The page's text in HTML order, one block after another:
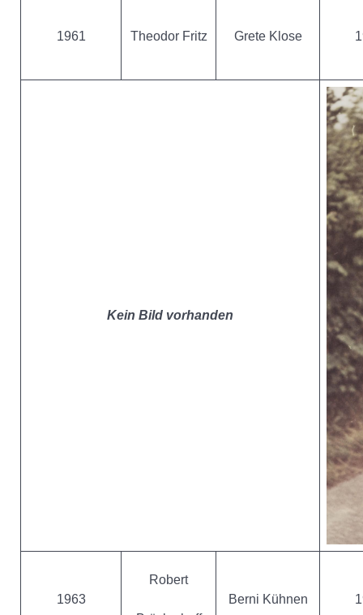
1961 Theodor Fritz Grete Klose
Kein Bild vorhanden
1963
Robert
Berni Kühnen